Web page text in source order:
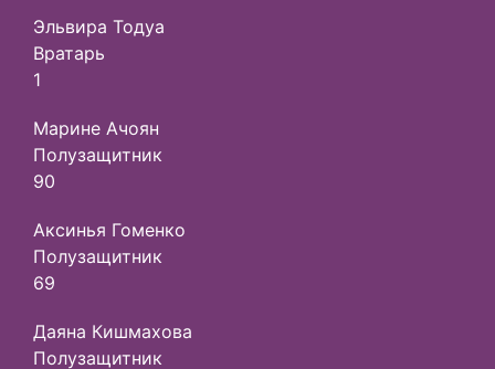
Эльвира Тодуа
Вратарь
1
Марине Ачоян
Полузащитник
90
Аксинья Гоменко
Полузащитник
69
Даяна Кишмахова
Полузащитник